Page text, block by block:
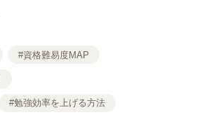
#資格難易度MAP
#勉強効率を上げる方法